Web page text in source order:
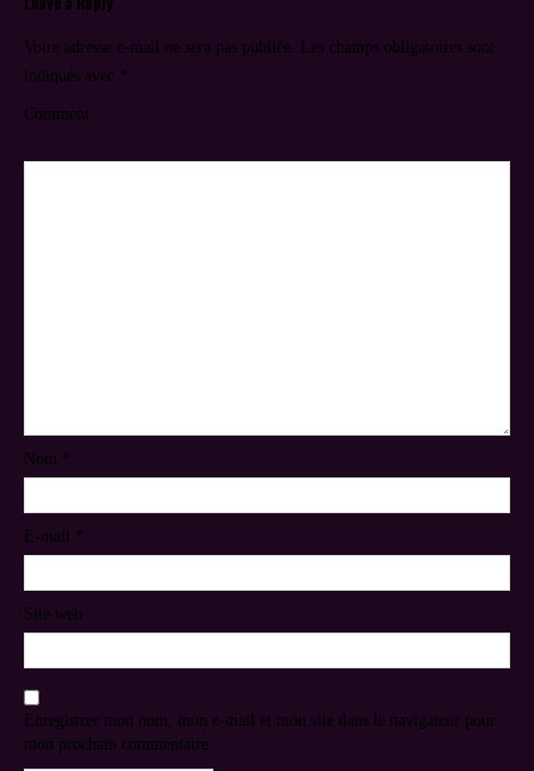
Votre adresse e-mail ne sera pas publiée.
Les champs obligatoires sont
indiqués avec *
Comment
Nom *
E-mail *
Site web
Enregistrer mon nom, mon e-mail et mon site dans le navigateur pour
mon prochain commentaire.